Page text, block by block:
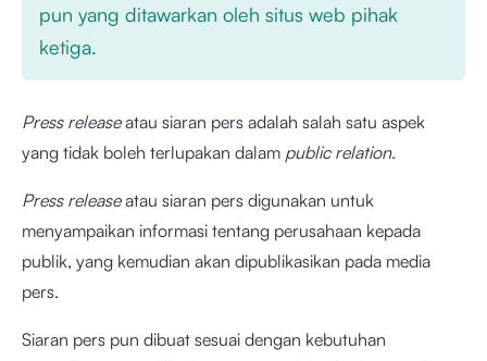
pun yang ditawarkan oleh situs web pihak
ketiga.
Press releaseatau siaran pers adalah salah satu aspek
yang tidak boleh terlupakan dalam public relation.
Press releaseatau siaran pers digunakan untuk
menyampaikan informasi tentang perusahaan kepada
publik, yang kemudian akan dipublikasikan pada media
pers.
Siaran pers pun dibuat sesuai dengan kebutuhan